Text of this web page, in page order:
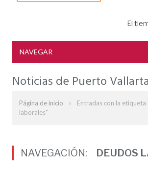
El
NAVEGAR
Noticias de Puerto Vallarta
Página de inicio »
Entradas con la etiqueta
laborales"
NAVEGACIÓN: DEUDOS